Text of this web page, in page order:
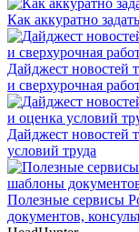
Как аккуратно
Дайджест новостей
и сверхурочная
Дайджест новостей
условий труда
Полезные сервисы
документов,